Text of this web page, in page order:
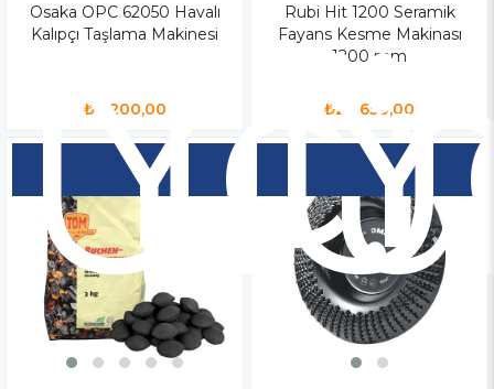
Osaka OPC 62050 Havalı
Kalıpçı Taşlama Makinesi
₺8.200,00
Rubi Hit 1200 Seramik
Fayans Kesme Makinası
1200 mm
₺28.650,00